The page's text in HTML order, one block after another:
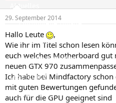
Aktuelles
Empfohlene Inhalte
Neue Beiträge
Neueste Aktivitäten
Leserartikel
Regeln
m
29. September 2014
Hallo Leute
,
Wie ihr im Titel schon lesen
euch welches Motherboard
neuen GTX 970
Ich habe bei Mindfactory
mit guten Bewertungen
auch für die GPU geeignet sind